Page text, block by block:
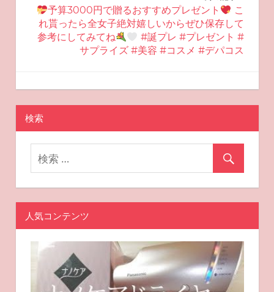
ビ
ゲ
シ
ョ
ン
予算3000円で贈るおすすめプレゼント
こ
れ貰ったら全女子絶対嬉しいからぜひ保存して
参考にしてみてね
#誕プレ #プレゼント #
サプライズ #美容 #コスメ #デパコス
2025-11-10
miyu
おすすめ美容
検索
人気コンテンツ